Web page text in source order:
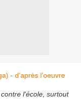
l'école, surtout